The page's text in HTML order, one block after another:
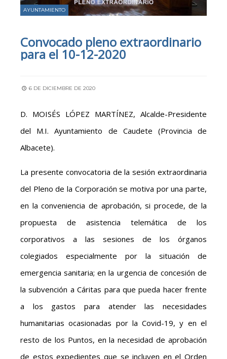
AYUNTAMIENTO
Convocado pleno extraordinario
para el 10-12-2020
6 DE DICIEMBRE DE 2020
D. MOISÉS LÓPEZ MARTÍNEZ, Alcalde-Presidente
del M.I. Ayuntamiento de Caudete (Provincia de
Albacete).
La presente convocatoria de la sesión extraordinaria
del Pleno de la Corporación se motiva por una parte,
en la conveniencia de aprobación, si procede, de la
propuesta de asistencia telemática de los
corporativos a las sesiones de los órganos
colegiados especialmente por la situación de
emergencia sanitaria; en la urgencia de concesión de
la subvención a Cáritas para que pueda hacer frente
a los gastos para atender las necesidades
humanitarias ocasionadas por la Covid-19, y en el
resto de los Puntos, en la necesidad de aprobación
de estos expedientes que se incluyen en el Orden